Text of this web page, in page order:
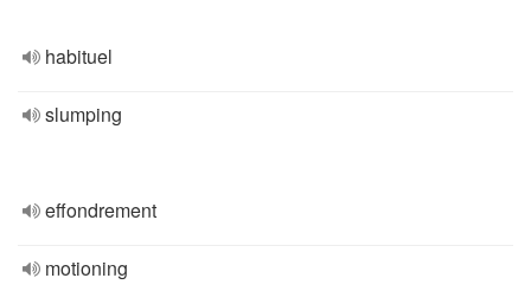
habituel
slumping
effondrement
motioning